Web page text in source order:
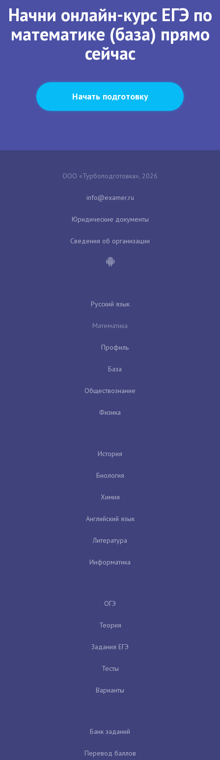
Начни онлайн-курс ЕГЭ по
математике (база) прямо
сейчас
Начать подготовку
ООО «Турбоподготовка», 2026
Юридические документы
Сведения об организации
Русский язык
Математика
Профиль
База
Обществознание
Физика
История
Биология
Химия
Английский язык
Литература
Информатика
ОГЭ
Теория
Задания ЕГЭ
Тесты
Варианты
Банк заданий
Перевод баллов